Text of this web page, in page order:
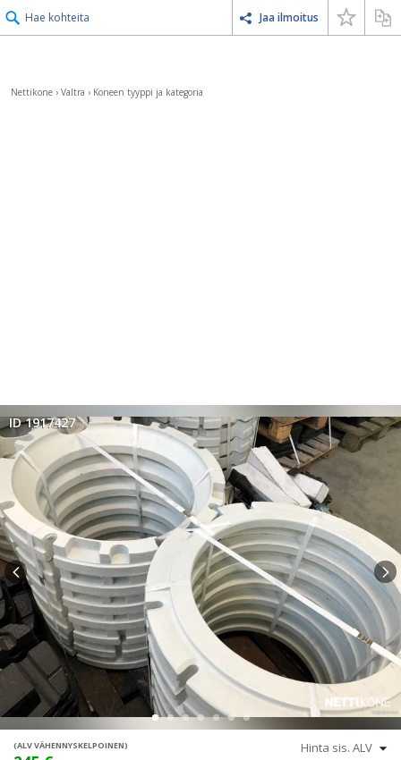
Hae kohteita Jaa ilmoitus
Nettikone › Valtra › Koneen tyyppi ja kategoria
ID 1917427
(ALV VÄHENNYSKELPOINEN)